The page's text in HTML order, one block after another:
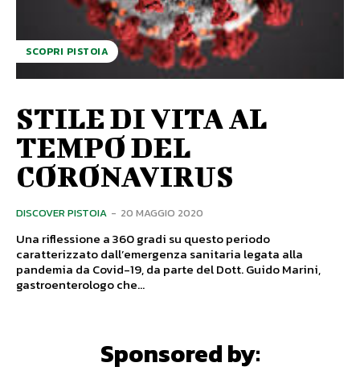
SCOPRI PISTOIA
STILE DI VITA AL
TEMPO DEL
CORONAVIRUS
DISCOVER PISTOIA - 20 MAGGIO 2020
Una riflessione a 360 gradi su questo periodo
caratterizzato dall’emergenza sanitaria legata alla
pandemia da Covid-19, da parte del Dott. Guido Marini,
gastroenterologo che...
Sponsored by: